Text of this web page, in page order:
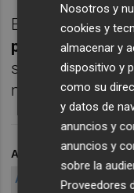
En cuanto a las
posiciones
sesión de hoy el
monedas se
ARCHIVADO EN LA
APERTURA DE LA
Nosotros y
cookies y
almacenar y
dispositivo y
como su
y datos de
anuncios y
anuncios y
sobre la
Proveedores